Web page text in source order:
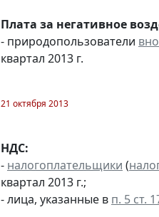
Плата за негативное
- природопользователи
квартал 2013 г.
21 октября 2013
НДС:
- налогоплательщики (
квартал 2013 г.;
- лица, указанные в п. 5 ст.